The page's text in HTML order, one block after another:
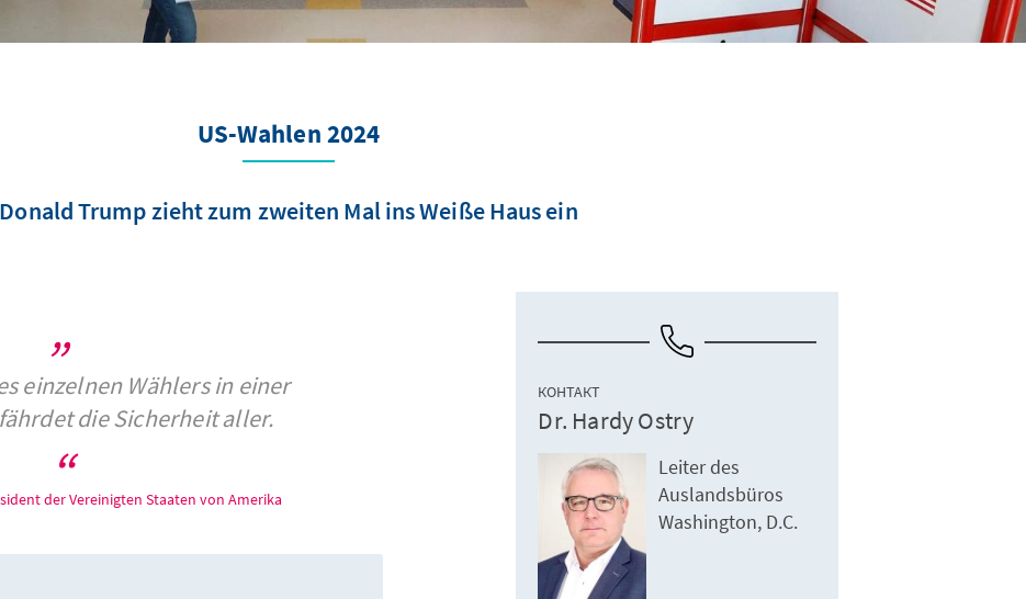
US-Wahlen 2024
Donald Trump zieht zum zweiten Mal ins Weiße Haus ein
einzelnen Wählers in einer
die Sicherheit aller.
der Vereinigten Staaten von Amerika
КОНТАКТ
Dr. Hardy Ostry
Leiter des
Auslandsbüros
Washington, D.C.